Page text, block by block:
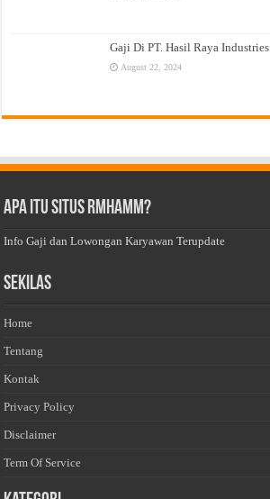
Gaji Di PT. Hasil Raya Industries
August 22, 2024
Apa Itu Situs Rmhamm?
Info Gaji dan Lowongan Karyawan Terupdate
Sekilas
Home
Tentang
Kontak
Privacy Policy
Disclaimer
Term Of Service